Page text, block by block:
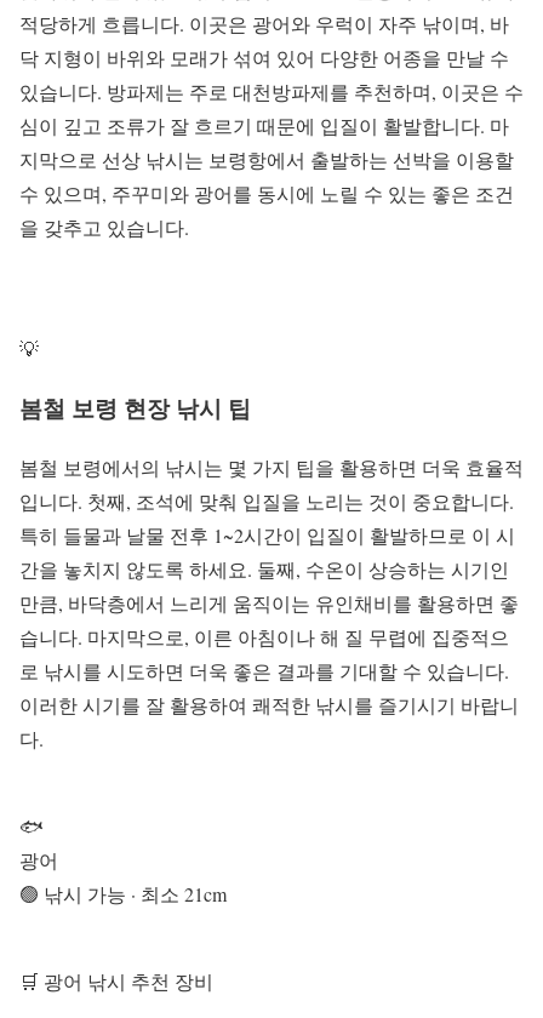
적당하게 흐릅니다. 이곳은 광어와 우럭이 자주 낚이며, 바
닥 지형이 바위와 모래가 섞여 있어 다양한 어종을 만날 수
있습니다. 방파제는 주로 대천방파제를 추천하며, 이곳은 수
심이 깊고 조류가 잘 흐르기 때문에 입질이 활발합니다. 마
지막으로 선상 낚시는 보령항에서 출발하는 선박을 이용할
수 있으며, 주꾸미와 광어를 동시에 노릴 수 있는 좋은 조건
을 갖추고 있습니다.
💡
봄철 보령 현장 낚시 팁
봄철 보령에서의 낚시는 몇 가지 팁을 활용하면 더욱 효율적
입니다. 첫째, 조석에 맞춰 입질을 노리는 것이 중요합니다.
특히 들물과 날물 전후 1~2시간이 입질이 활발하므로 이 시
간을 놓치지 않도록 하세요. 둘째, 수온이 상승하는 시기인
만큼, 바닥층에서 느리게 움직이는 유인채비를 활용하면 좋
습니다. 마지막으로, 이른 아침이나 해 질 무렵에 집중적으
로 낚시를 시도하면 더욱 좋은 결과를 기대할 수 있습니다.
이러한 시기를 잘 활용하여 쾌적한 낚시를 즐기시기 바랍니
다.
🐟
광어
🟢 낚시 가능 · 최소 21cm
🛒 광어 낚시 추천 장비